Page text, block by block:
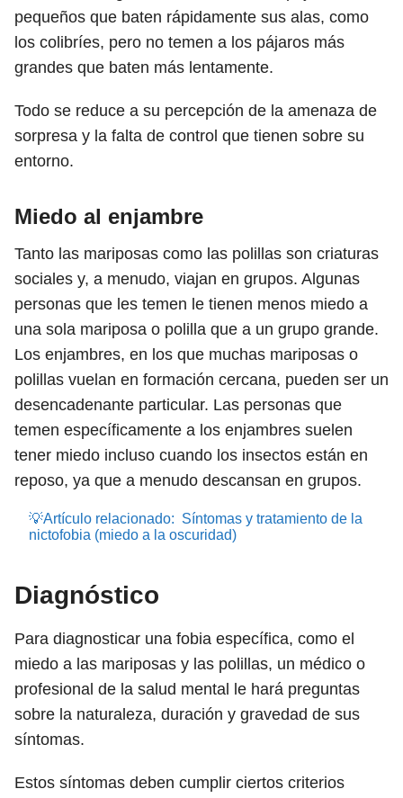
pequeños que baten rápidamente sus alas, como
los colibríes, pero no temen a los pájaros más
grandes que baten más lentamente.
Todo se reduce a su percepción de la amenaza de
sorpresa y la falta de control que tienen sobre su
entorno.
Miedo al enjambre
Tanto las mariposas como las polillas son criaturas
sociales y, a menudo, viajan en grupos. Algunas
personas que les temen le tienen menos miedo a
una sola mariposa o polilla que a un grupo grande.
Los enjambres, en los que muchas mariposas o
polillas vuelan en formación cercana, pueden ser un
desencadenante particular. Las personas que
temen específicamente a los enjambres suelen
tener miedo incluso cuando los insectos están en
reposo, ya que a menudo descansan en grupos.
💡Artículo relacionado: Síntomas y tratamiento de la
nictofobia (miedo a la oscuridad)
Diagnóstico
Para diagnosticar una fobia específica, como el
miedo a las mariposas y las polillas, un médico o
profesional de la salud mental le hará preguntas
sobre la naturaleza, duración y gravedad de sus
síntomas.
Estos síntomas deben cumplir ciertos criterios